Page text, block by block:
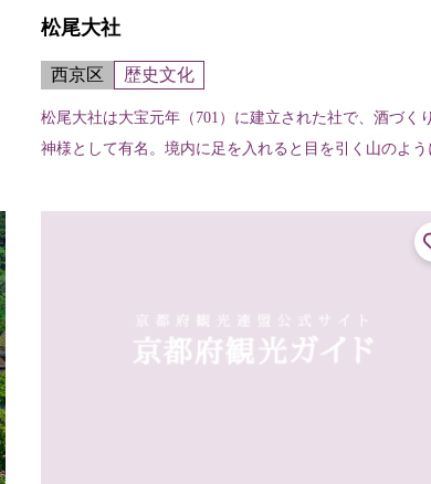
松尾大社
西京区 歴史文化
松尾大社は大宝元年（701）に建立された社で、酒づく
神様として有名。境内に足を入れると目を引く山のよう
ばれる湧き水を元水に加え酒を醸...